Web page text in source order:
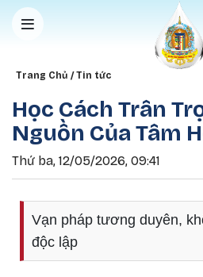
Breadcrumb
Trang Chủ Tin tức
Học Cách Trân
Nguồn Của Tâm
Thứ ba, 12/05/2026, 09:41
Vạn pháp tương duyên,
độc lập